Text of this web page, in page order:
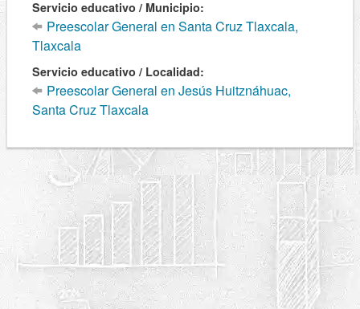
Servicio educativo / Municipio:
Preescolar General en Santa Cruz Tlaxcala,
Tlaxcala
Servicio educativo / Localidad:
Preescolar General en Jesús Huitznáhuac,
Santa Cruz Tlaxcala